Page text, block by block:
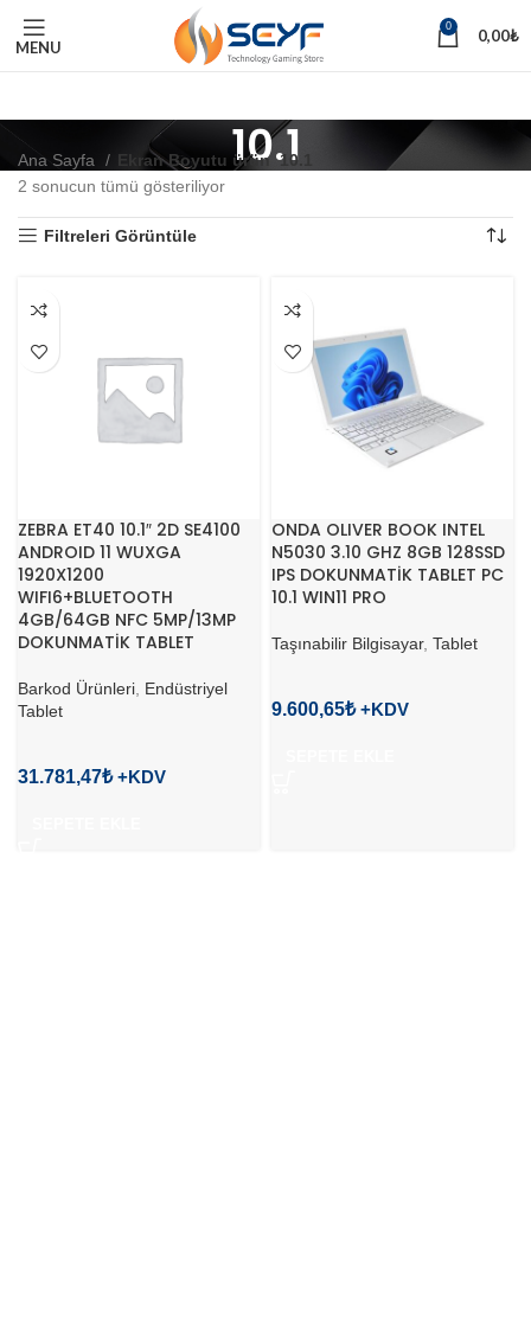
MENU
0 0,00₺
10.1
Ana Sayfa Ekran Boyutu ürün 10.1
2 sonucun tümü gösteriliyor
Filtreleri Görüntüle
ZEBRA ET40 10.1″ 2D SE4100
ANDROID 11 WUXGA
1920X1200
WIFI6+BLUETOOTH
4GB/64GB NFC 5MP/13MP
DOKUNMATİK TABLET
Barkod Ürünleri Endüstriyel
Tablet
31.781,47₺
ONDA OLIVER BOOK INTEL
N5030 3.10 GHZ 8GB 128SSD
IPS DOKUNMATİK TABLET PC
10.1 WIN11 PRO
Taşınabilir Bilgisayar, Tablet
9.600,65₺